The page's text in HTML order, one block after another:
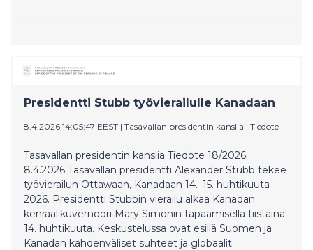
Presidentti Stubb työvierailulle Kanadaan
8.4.2026 14:05:47 EEST | Tasavallan presidentin kanslia | Tiedote
Tasavallan presidentin kanslia Tiedote 18/2026
8.4.2026 Tasavallan presidentti Alexander Stubb tekee
työvierailun Ottawaan, Kanadaan 14.–15. huhtikuuta
2026. Presidentti Stubbin vierailu alkaa Kanadan
kenraalikuvernööri Mary Simonin tapaamisella tiistaina
14. huhtikuuta. Keskustelussa ovat esillä Suomen ja
Kanadan kahdenväliset suhteet ja globaalit